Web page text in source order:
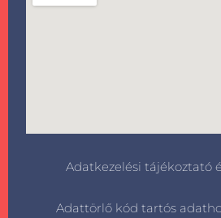
Adatkezelési tájékoztató
Adattörlő kód tartós